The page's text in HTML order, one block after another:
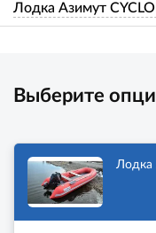
Лодка Азимут
Выберите
Лодка